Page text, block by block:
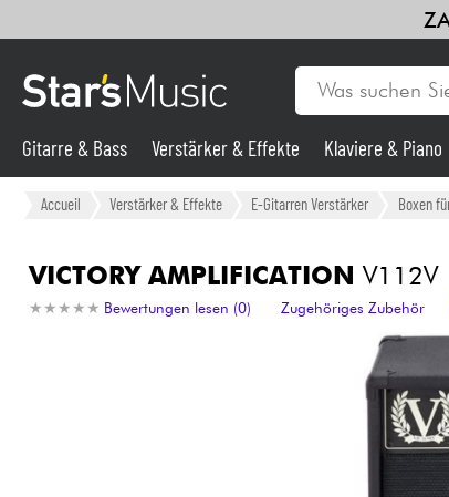
Gitarre & Bass
Synths & samplers
Gitarre & Bass Verstärker & Effekte Klaviere & Piano
Accueil Verstärker & Effekte E-Gitarren Verstärker Boxen
VICTORY AMPLIFICATION V112V
★ ★ ★ ★ ★
★ ★ ★ ★ ★ Bewertungen lesen (0) Zugehöriges Zubehör